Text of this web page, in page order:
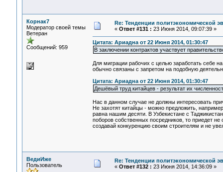
Корнак7
Модератор своей темы
Ветеран
Сообщений: 959
Re: Тенденции политэкономической
« Ответ #131 : 23 Июня 2014, 09:07:39 »
Цитата: Ариадна от 22 Июня 2014, 01:30:47
В заключении контрактов участвует
Для миграции рабочих с целью заработать себе
обычно связаны с запретом на подобную
Цитата: Ариадна от 22 Июня 2014, 01:30:47
Дешёвый труд китайцев - результат их
Нас в данном случае не должны интересовать
Не захотят китайцы - можно предложить,
равна нашим десяти. В Узбекистане с
поборов собственных посредников, то приедет
создавай конкуренцию своим строителям и не
ВедиИже
Пользователь
Re: Тенденции политэкономической
« Ответ #132 : 23 Июня 2014, 14:36:09 »